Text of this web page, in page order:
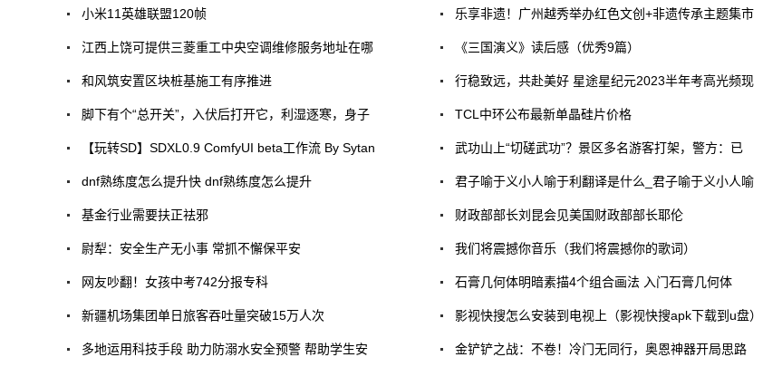
小米11英雄联盟120帧
江西上饶可提供三菱重工中央空调维修服务地址在哪
和风筑安置区块桩基施工有序推进
脚下有个“总开关”，入伏后打开它，利湿逐寒，身子
【玩转SD】SDXL0.9 ComfyUI beta工作流 By Sytan
dnf熟练度怎么提升快 dnf熟练度怎么提升
基金行业需要扶正祛邪
尉犁：安全生产无小事 常抓不懈保平安
网友吵翻！女孩中考742分报专科
新疆机场集团单日旅客吞吐量突破15万人次
多地运用科技手段 助力防溺水安全预警 帮助学生安
乐享非遗！广州越秀举办红色文创+非遗传承主题集市
《三国演义》读后感（优秀9篇）
行稳致远，共赴美好 星途星纪元2023半年考高光频现
TCL中环公布最新单晶硅片价格
武功山上“切磋武功”？景区多名游客打架，警方：已
君子喻于义小人喻于利翻译是什么_君子喻于义小人喻
财政部部长刘昆会见美国财政部部长耶伦
我们将震撼你音乐（我们将震撼你的歌词）
石膏几何体明暗素描4个组合画法 入门石膏几何体
影视快搜怎么安装到电视上（影视快搜apk下载到u盘）
金铲铲之战：不卷！冷门无同行，奥恩神器开局思路